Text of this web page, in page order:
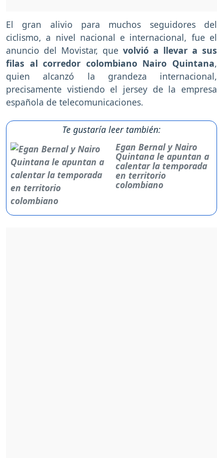
El gran alivio para muchos seguidores del
ciclismo, a nivel nacional e internacional, fue el
anuncio del Movistar, que volvió a llevar a sus
filas al corredor colombiano Nairo Quintana,
quien alcanzó la grandeza internacional,
precisamente vistiendo el jersey de la empresa
española de telecomunicaciones.
Te gustaría leer también:
Egan Bernal y Nairo
Quintana le apuntan a
calentar la temporada
en territorio
colombiano